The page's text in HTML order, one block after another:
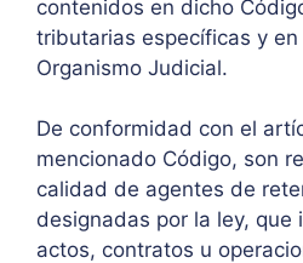
contenidos en dicho
tributarias específicas y en
Organismo Judicial.
De conformidad con el
mencionado Código, son
calidad de agentes de
designadas por la ley, que
actos, contratos u